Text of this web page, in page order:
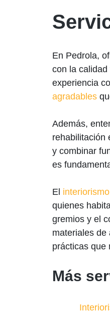
En Pedrola,
con la
experiencia
agradables
Además,
rehabilitación
y combinar
es
El interiorismo
quienes
gremios y el
materiales de
prácticas que
Más